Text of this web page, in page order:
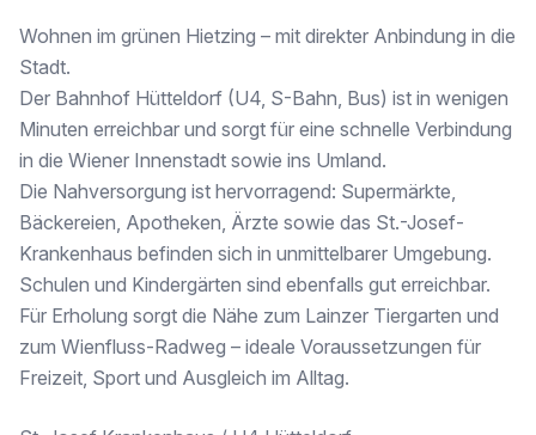
2 BIS 4 ZIMMER
* ca. 45 bis 90 m² Wohnfläche
* moderne Wohnküchen
* Freiflächen je nach Einheit (Balkon, Loggia, Terrasse oder Eigengarten)
AUSSTATTUNG
* hochwertige Parkettböden
* 3-fach verglaste Fenster
* Deckenheizung & -kühlung
* elektrische Raffstores
* Markensanitärausstattung
* Lift im Haus
* Fahrradabstellräume
* Tiefgarage (optional)
Wohnen im grünen Hietzing – mit direkter Anbindung in die
Stadt.
Der Bahnhof Hütteldorf (U4, S-Bahn, Bus) ist in wenigen
Minuten erreichbar und sorgt für eine schnelle Verbindung
in die Wiener Innenstadt sowie ins Umland.
Die Nahversorgung ist hervorragend: Supermärkte,
Bäckereien, Apotheken, Ärzte sowie das St.-Josef-
Krankenhaus befinden sich in unmittelbarer Umgebung.
Schulen und Kindergärten sind ebenfalls gut erreichbar.
Für Erholung sorgt die Nähe zum Lainzer Tiergarten und
zum Wienfluss-Radweg – ideale Voraussetzungen für
Freizeit, Sport und Ausgleich im Alltag.